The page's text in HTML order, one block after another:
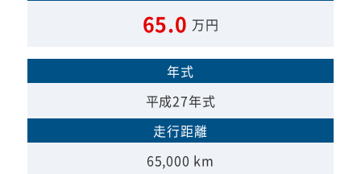
65.0 万円
年式
平成27年式
走行距離
65,000 km